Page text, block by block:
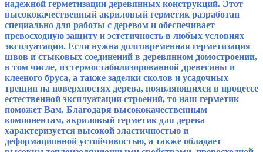
надежной герметизации деревянных конструкций. Этот
высококачественный акриловый герметик разработан
специально для работы с деревом и обеспечивает
превосходную защиту и эстетичность в любых условиях
эксплуатации. Если нужна долговременная герметизация
швов и стыковых соединений в деревянном домостроении,
в том числе, из термостабилизированной древесины и
клееного бруса, а также заделки сколов и усадочных
трещин на поверхностях дерева, появляющихся в процессе
естественной эксплуатации строений, то наш герметик
поможет Вам. Благодаря высококачественным
компонентам, акриловый герметик для дерева
характеризуется высокой эластичностью и
деформационной устойчивостью, а также обладает